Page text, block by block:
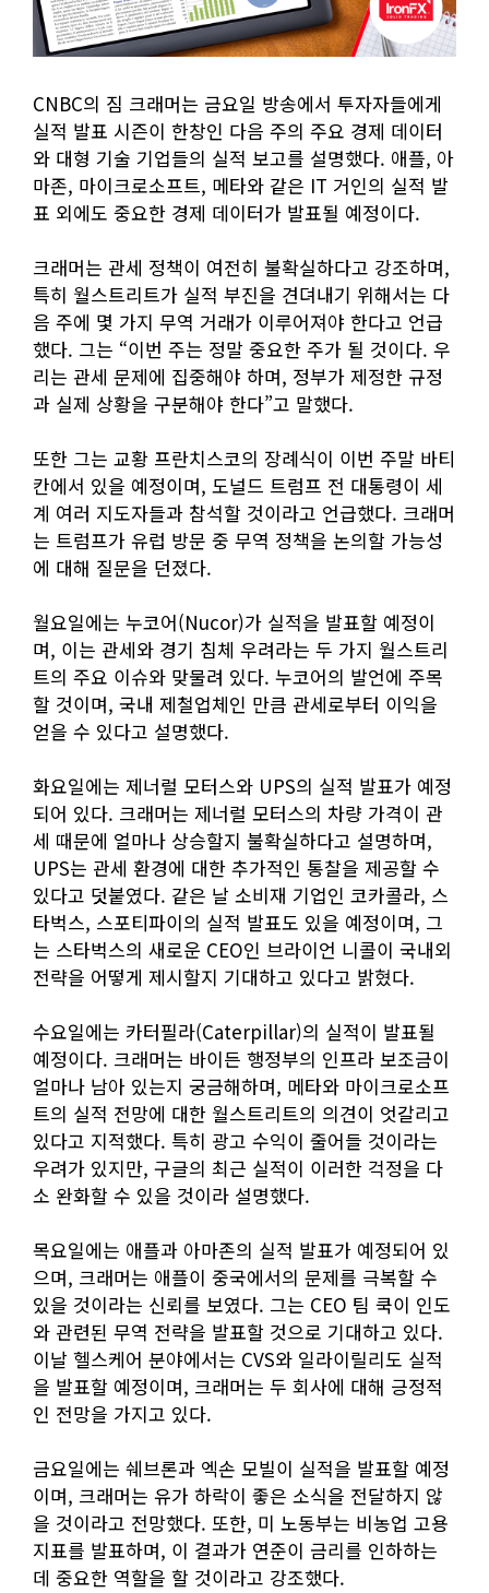
CNBC의 짐 크래머는 금요일 방송에서 투자자들에게
실적 발표 시즌이 한창인 다음 주의 주요 경제 데이터
와 대형 기술 기업들의 실적 보고를 설명했다. 애플, 아
마존, 마이크로소프트, 메타와 같은 IT 거인의 실적 발
표 외에도 중요한 경제 데이터가 발표될 예정이다.
크래머는 관세 정책이 여전히 불확실하다고 강조하며,
특히 월스트리트가 실적 부진을 견뎌내기 위해서는 다
음 주에 몇 가지 무역 거래가 이루어져야 한다고 언급
했다. 그는 “이번 주는 정말 중요한 주가 될 것이다. 우
리는 관세 문제에 집중해야 하며, 정부가 제정한 규정
과 실제 상황을 구분해야 한다”고 말했다.
또한 그는 교황 프란치스코의 장례식이 이번 주말 바티
칸에서 있을 예정이며, 도널드 트럼프 전 대통령이 세
계 여러 지도자들과 참석할 것이라고 언급했다. 크래머
는 트럼프가 유럽 방문 중 무역 정책을 논의할 가능성
에 대해 질문을 던졌다.
월요일에는 누코어(Nucor)가 실적을 발표할 예정이
며, 이는 관세와 경기 침체 우려라는 두 가지 월스트리
트의 주요 이슈와 맞물려 있다. 누코어의 발언에 주목
할 것이며, 국내 제철업체인 만큼 관세로부터 이익을
얻을 수 있다고 설명했다.
화요일에는 제너럴 모터스와 UPS의 실적 발표가 예정
되어 있다. 크래머는 제너럴 모터스의 차량 가격이 관
세 때문에 얼마나 상승할지 불확실하다고 설명하며,
UPS는 관세 환경에 대한 추가적인 통찰을 제공할 수
있다고 덧붙였다. 같은 날 소비재 기업인 코카콜라, 스
타벅스, 스포티파이의 실적 발표도 있을 예정이며, 그
는 스타벅스의 새로운 CEO인 브라이언 니콜이 국내외
전략을 어떻게 제시할지 기대하고 있다고 밝혔다.
수요일에는 카터필라(Caterpillar)의 실적이 발표될
예정이다. 크래머는 바이든 행정부의 인프라 보조금이
얼마나 남아 있는지 궁금해하며, 메타와 마이크로소프
트의 실적 전망에 대한 월스트리트의 의견이 엇갈리고
있다고 지적했다. 특히 광고 수익이 줄어들 것이라는
우려가 있지만, 구글의 최근 실적이 이러한 걱정을 다
소 완화할 수 있을 것이라 설명했다.
목요일에는 애플과 아마존의 실적 발표가 예정되어 있
으며, 크래머는 애플이 중국에서의 문제를 극복할 수
있을 것이라는 신뢰를 보였다. 그는 CEO 팀 쿡이 인도
와 관련된 무역 전략을 발표할 것으로 기대하고 있다.
이날 헬스케어 분야에서는 CVS와 일라이릴리도 실적
을 발표할 예정이며, 크래머는 두 회사에 대해 긍정적
인 전망을 가지고 있다.
금요일에는 쉐브론과 엑손 모빌이 실적을 발표할 예정
이며, 크래머는 유가 하락이 좋은 소식을 전달하지 않
을 것이라고 전망했다. 또한, 미 노동부는 비농업 고용
지표를 발표하며, 이 결과가 연준이 금리를 인하하는
데 중요한 역할을 할 것이라고 강조했다.